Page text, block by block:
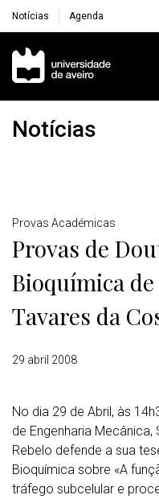
Notícias Agenda
Navegação
Notícias
Detalhes
Provas Académicas
Provas de
Bioquímica
Tavares da
29 abril 2008
No dia 29 de Abril, às
de Engenharia
Rebelo defende a sua
Bioquímica sobre «A
tráfego subcelular e